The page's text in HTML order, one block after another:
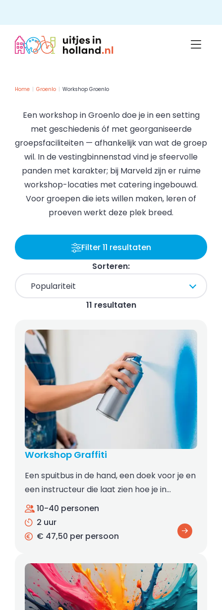
content
Home Groenlo Workshop Groenlo
Een workshop in Groenlo doe je in een setting
met geschiedenis óf met georganiseerde
groepsfaciliteiten — afhankelijk van wat de groep
wil. In de vestingbinnenstad vind je sfeervolle
panden met karakter; bij Marveld zijn er ruime
workshop-locaties met catering ingebouwd.
Voor groepen die iets willen maken, leren of
proeven werkt deze plek breed.
Filter 11 resultaten
11 resultaten
Sorteren:
Workshop Graffiti
Een spuitbus in de hand, een doek voor je en
een instructeur die laat zien hoe je in…
10-40 personen
2 uur
€ 47,50 per persoon